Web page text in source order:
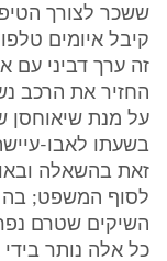
ששכר לצורך
קיבל איומים
זה ערך דביני עם
החזיר את הרכב
על מנת
בשעתו לאבו-
זאת בהשאלה
לסוף המשפט; בה
כל אלה נותר